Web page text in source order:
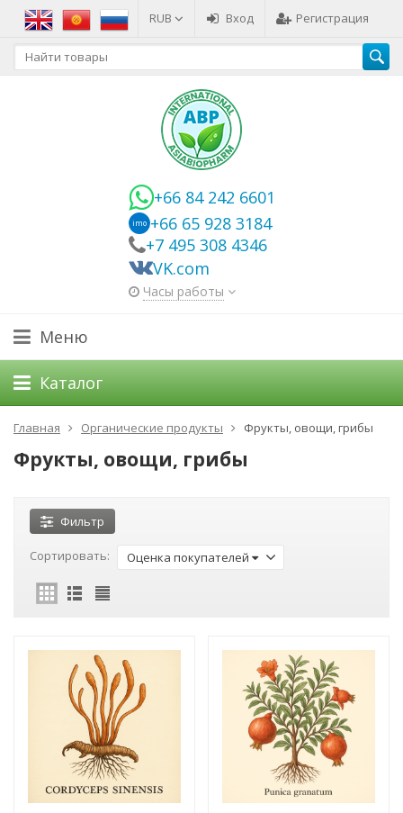
RUB Вход Регистрация
+66 84 242 6601
imo +66 65 928 3184
+7 495 308 4346
VK.com
Часы работы
Меню
Каталог
Главная Органические продукты Фрукты, овощи, грибы
Фрукты, овощи, грибы
Фильтр
Сортировать: Оценка покупателей